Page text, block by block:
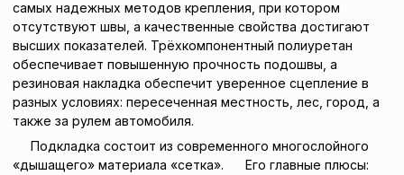
самых надежных методов крепления, при котором
отсутствуют швы, а качественные свойства достигают
высших показателей. Трёхкомпонентный полиуретан
обеспечивает повышенную прочность подошвы, а
резиновая накладка обеспечит уверенное сцепление в
разных условиях: пересеченная местность, лес, город, а
также за рулем автомобиля.
Подкладка состоит из современного многослойного
«дышащего» материала «сетка». Его главные плюсы: